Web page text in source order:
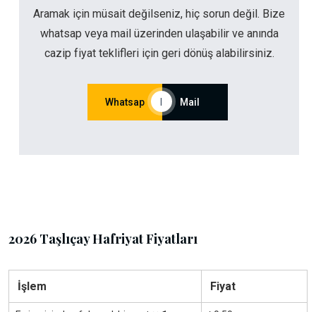
Aramak için müsait değilseniz, hiç sorun değil. Bize
whatsap veya mail üzerinden ulaşabilir ve anında
cazip fiyat teklifleri için geri dönüş alabilirsiniz.
Whatsap | Mail
2026 Taşlıçay Hafriyat Fiyatları
İşlem Fiyat